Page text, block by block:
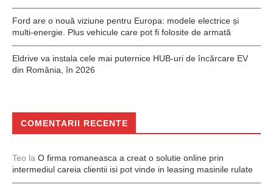
Ford are o nouă viziune pentru Europa: modele electrice și
multi-energie. Plus vehicule care pot fi folosite de armată
Eldrive va instala cele mai puternice HUB-uri de încărcare EV
din România, în 2026
COMENTARII RECENTE
Teo la O firma romaneasca a creat o solutie online prin
intermediul careia clientii isi pot vinde in leasing masinile rulate